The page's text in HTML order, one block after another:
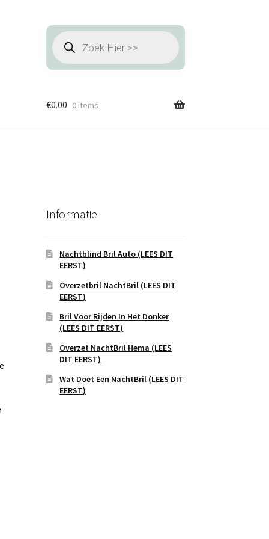
Producten
zoeken
€0.00 0 items
Informatie
Nachtblind Bril Auto (LEES DIT
EERST)
Overzetbril NachtBril (LEES DIT
EERST)
Bril Voor Rijden In Het Donker
(LEES DIT EERST)
Overzet NachtBril Hema (LEES
DIT EERST)
Wat Doet Een NachtBril (LEES DIT
EERST)